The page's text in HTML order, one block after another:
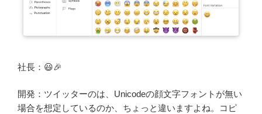
社長：😃🎉
開発：ツイッターのは、Unicodeの顔文字フォントが無い
場合を想定しているのか、ちょっと違いますよね。コピ